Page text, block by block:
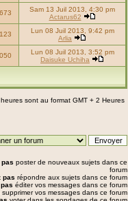
Sam 13 Juil 2013, 4:30 pm
Actarus62
Lun 08 Juil 2013, 9:42 pm
Arlia
Lun 08 Juil 2013, 3:52 pm
Daisuke Uchiha
sont au format GMT + 2 Heures
pas poster de nouveaux sujets dans ce
forum
pas répondre aux sujets dans ce forum
éditer vos messages dans ce forum
supprimer vos messages dans ce forum